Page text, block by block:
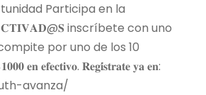
Participa en la
inscríbete con uno
por uno de los 10
𝐞𝐧 𝐞𝐟𝐞𝐜𝐭𝐢𝐯𝐨. 𝐑𝐞𝐠𝐢́𝐬𝐭𝐫𝐚𝐭𝐞 𝐲𝐚 𝐞𝐧:
avanza/